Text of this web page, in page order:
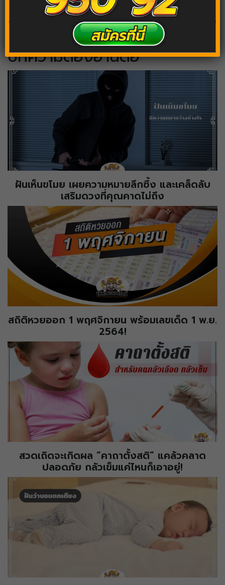
บทความต้องอ่านต่อ
ฝันเห็นขโมย เผยความหมายลึกซึ้ง และเคล็ดลับ
เสริมดวงที่คุณคาดไม่ถึง
สถิติหวยออก 1 พฤศจิกายน พร้อมเลขเด็ด 1 พ.ย.
2564!
สวดเถิดจะเกิดผล “คาถาตั้งสติ” แคล้วคลาด
ปลอดภัย กลัวเข็มแค่ไหนก็เอาอยู่!